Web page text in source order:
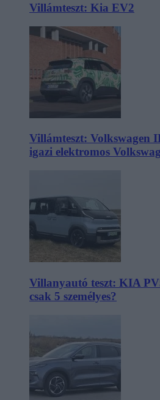
Villámteszt: Kia EV2
Villámteszt: Volkswagen
igazi elektromos
Villanyautó teszt: KIA
csak 5 személyes?